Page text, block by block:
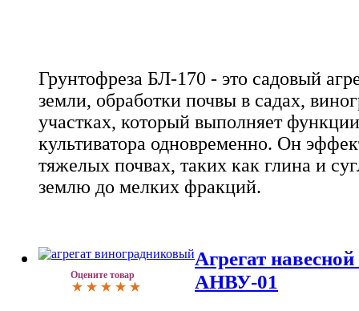
Грунтофреза БЛ-170 - это садовый
земли, обработки почвы в садах,
участках, который выполняет
культиватора одновременно. Он
тяжелых почвах, таких как глина и
землю до мелких фракций.
Оцените товар
Агрегат
АНВУ-01